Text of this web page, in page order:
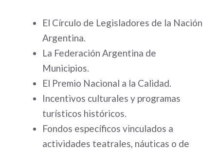
El Círculo de Legisladores de la Nación
Argentina.
La Federación Argentina de
Municipios.
El Premio Nacional a la Calidad.
Incentivos culturales y programas
turísticos históricos.
Fondos específicos vinculados a
actividades teatrales, náuticas o de